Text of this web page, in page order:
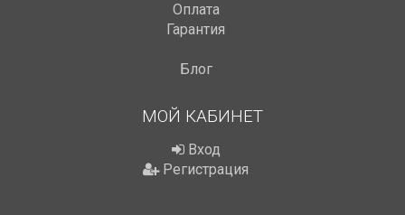
Оплата
Гарантия
Блог
МОЙ КАБИНЕТ
Вход
Регистрация